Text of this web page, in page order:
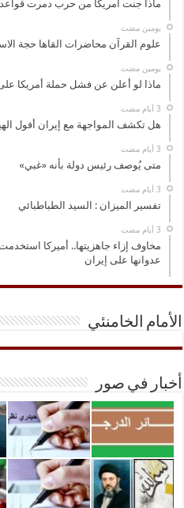
ماذا جنت أمريكا من حرب دمرت
‏يومين مضت
علوم القرآن محاضرات القاها حجة
‏يومين مضت
ماذا لو أعلن عن فشل حملة أمريكا
هل تكشف المواجهة مع إيران أفول
متى يُوصف رئيس دولة بأنه «غبي»
تفسير الميزان : السيد الطباطبائي
مخاوف إزاء جاهزيتها.. أميركا
عدوانها على إيران
الأمام الخامنئي
أخبار في صور